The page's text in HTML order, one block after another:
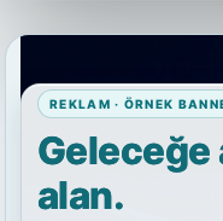
REKLAM · ÖRNEK
Geleceğe
alan.